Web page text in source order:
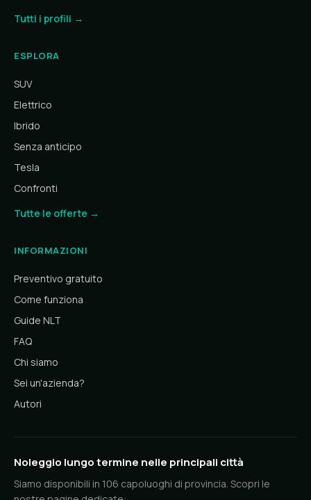
Tutti i profili →
ESPLORA
SUV
Elettrico
Ibrido
Senza anticipo
Tesla
Confronti
Tutte le offerte →
INFORMAZIONI
Preventivo gratuito
Come funziona
Guide NLT
FAQ
Chi siamo
Sei un'azienda?
Autori
Noleggio lungo termine nelle principali città
Siamo disponibili in 106 capoluoghi di provincia. Scopri le